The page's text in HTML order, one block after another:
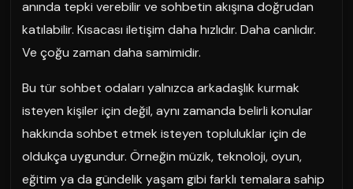
anında tepki verebilir ve sohbetin akışına doğrudan
katılabilir. Kısacası iletişim daha hızlıdır. Daha canlıdır.
Ve çoğu zaman daha samimidir.
Bu tür sohbet odaları yalnızca arkadaşlık kurmak
isteyen kişiler için değil, aynı zamanda belirli konular
hakkında sohbet etmek isteyen topluluklar için de
oldukça uygundur. Örneğin müzik, teknoloji, oyun,
eğitim ya da gündelik yaşam gibi farklı temalara sahip